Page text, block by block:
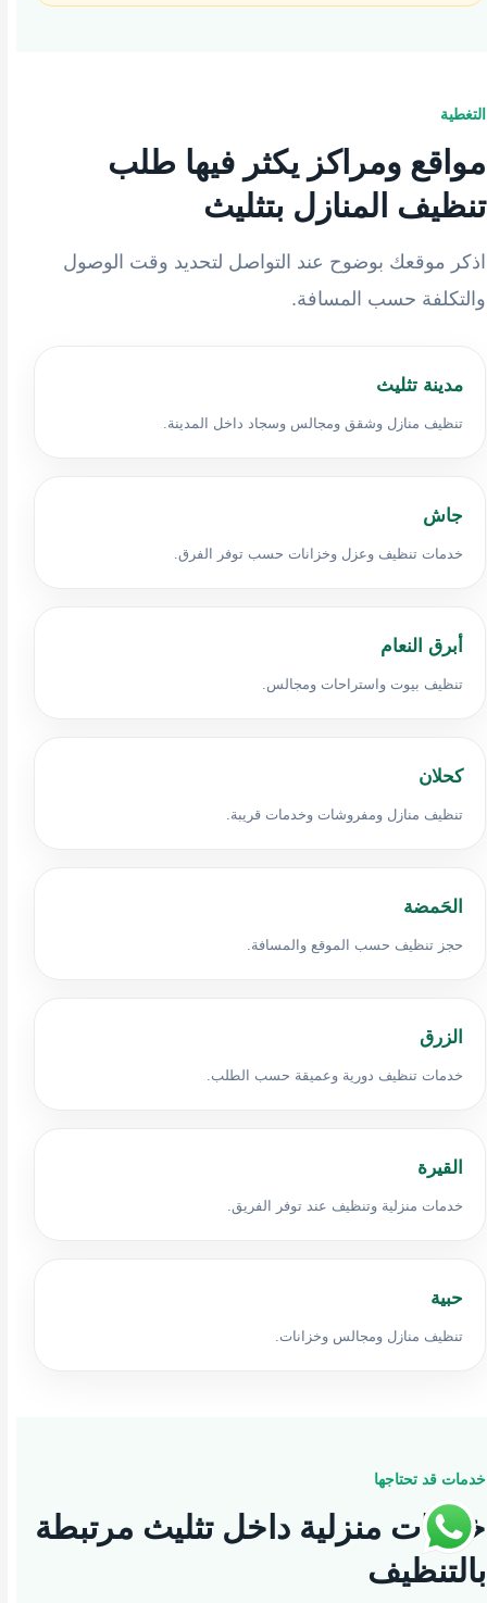
التغطية
مواقع ومراكز يكثر فيها طلب
تنظيف المنازل بتثليث
اذكر موقعك بوضوح عند التواصل لتحديد وقت الوصول
والتكلفة حسب المسافة.
مدينة تثليث
تنظيف منازل وشقق ومجالس وسجاد داخل المدينة.
جاش
خدمات تنظيف وعزل وخزانات حسب توفر الفرق.
أبرق النعام
تنظيف بيوت واستراحات ومجالس.
كحلان
تنظيف منازل ومفروشات وخدمات قريبة.
الحَمضة
حجز تنظيف حسب الموقع والمسافة.
الزرق
خدمات تنظيف دورية وعميقة حسب الطلب.
القيرة
خدمات منزلية وتنظيف عند توفر الفريق.
حبية
تنظيف منازل ومجالس وخزانات.
خدمات قد تحتاجها
خدمات منزلية داخل تثليث مرتبطة
بالتنظيف